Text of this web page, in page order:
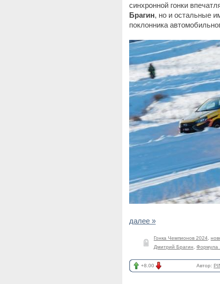
синхронной гонки
Брагин, но и остальные
поклонника
далее »
Гонка Чемпионов 2024
Дмитрий Брагин
Формула
+8.00 Автор: